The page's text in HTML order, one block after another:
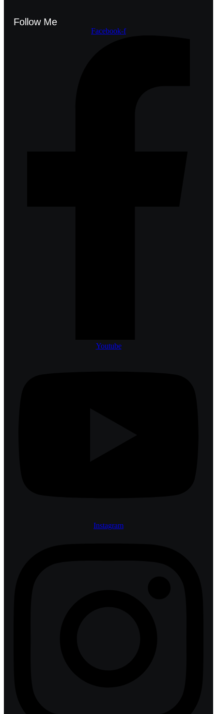
Follow Me
Facebook-f
Youtube
Instagram